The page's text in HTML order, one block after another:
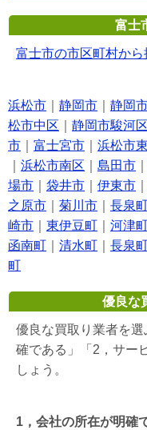
富士
富士市の市区町村から
浜松市 静岡市 静岡
松市中区
静岡市駿河区
市
富士宮市 浜松市
浜松市南区 島田市
場市
袋井市 伊東市
之原市
菊川市 長泉
崎市
東伊豆町 河津
函南町
清水町 長泉
町
優良な
優良な買取り業者を
確である」「2，サー
しょう。
1，会社の所在が明確